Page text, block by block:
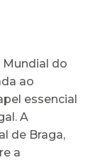
Mundial do
ao
essencial
A
de Braga,
a